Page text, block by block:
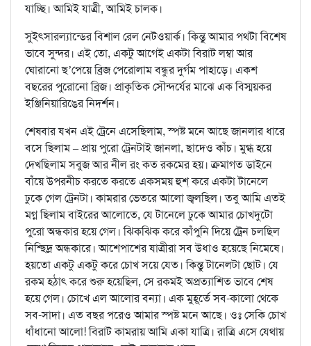
যাচ্ছি। আমিই যাত্রী, আমিই চালক।
সুইৎসারল‍্যান্ডের বিশাল রেল নেটওয়ার্ক। কিন্তু আমার পথটা বিশেষ
ভাবে সুন্দর। এই তো, একটু আগেই একটা বিরাট লম্বা আর
ঘোরানো ছ’পেয়ে ব্রিজ পেরোলাম বন্ধুর দুর্গম পাহাড়ে। একশ
বছরের পুরোনো ব্রিজ। প্রাকৃতিক সৌন্দর্যের মাঝে এক বিস্ময়কর
ইঞ্জিনিয়ারিঙের নিদর্শন।
শেষবার যখন এই ট্রেনে এসেছিলাম, স্পষ্ট মনে আছে জানলার ধারে
বসে ছিলাম – প্রায় পুরো ট্রেনটাই জানলা, ছাদেও কাঁচ। মুগ্ধ হয়ে
দেখছিলাম সবুজ আর নীল রং কত রকমের হয়। ক্রমাগত ডাইনে
বাঁয়ে উপরনীচ করতে করতে একসময় হুশ্ করে একটা টানেলে
ঢুকে গেল ট্রেনটা। কামরার ভেতরে আলো জ্বলছিল। তবু আমি এতই
মগ্ন ছিলাম বাইরের আলোতে, যে টানেলে ঢুকে আমার চোখদুটো
পুরো অন্ধকার হয়ে গেল। ঝিকঝিক করে কাঁপুনি দিয়ে ট্রেন চলছিল
নিশ্ছিদ্র অন্ধকারে। আশেপাশের যাত্রীরা সব উধাও হয়েছে নিমেষে।
হয়তো একটু একটু করে চোখ সয়ে যেত। কিন্তু টানেলটা ছোট। যে
রকম হঠাৎ করে শুরু হয়েছিল, সে রকমই অপ্রত‍্যাশিত ভাবে শেষ
হয়ে গেল। চোখে এল আলোর বন‍্যা। এক মুহূর্তে সব-কালো থেকে
সব-সাদা। এত বছর পরেও আমার স্পষ্ট মনে আছে। ওঃ সেকি চোখ
ধাঁধানো আলো! বিরাট কামরায় আমি একা যাত্রি। রাত্রি এসে যেথায়